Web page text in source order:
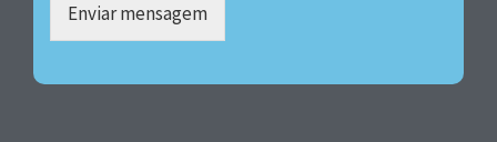
Enviar mensagem